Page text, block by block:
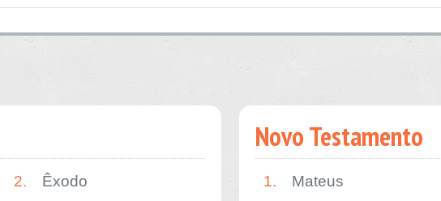
2.
Êxodo
Novo Testamento
1. Mateus